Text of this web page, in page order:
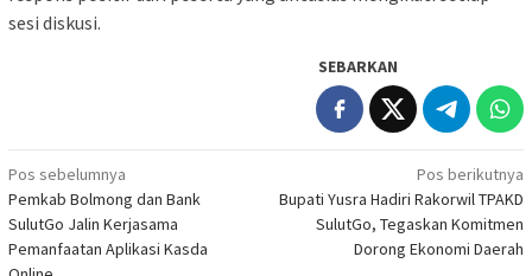
sesi diskusi.
SEBARKAN
Navigasi
pos
Pos sebelumnya
Pemkab Bolmong dan Bank
SulutGo Jalin Kerjasama
Pemanfaatan Aplikasi Kasda
Pos berikutnya
Bupati Yusra Hadiri Rakorwil TPAKD
SulutGo, Tegaskan Komitmen
Dorong Ekonomi Daerah